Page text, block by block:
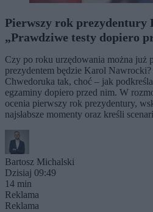
Pierwszy rok prezydentury
„Prawdziwe testy dopiero
Czy po roku urzędowania można już
prezydentem będzie Karol Nawrocki?
Chwedoruka tak, choć – jak
egzaminy dopiero przed nim. W
ocenia pierwszy rok prezydentury,
najsłabsze momenty oraz kreśli
Bartosz Michalski
Dzisiaj 09:49
14 min
Reklama
Reklama